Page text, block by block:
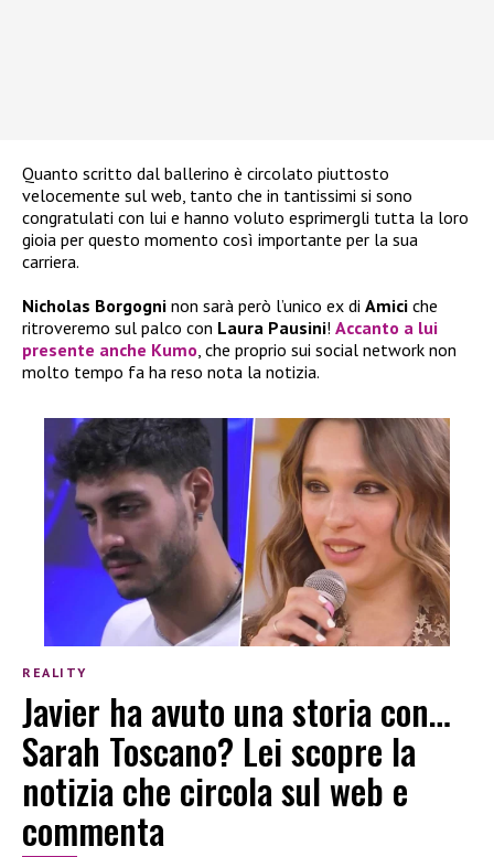
Quanto scritto dal ballerino è circolato piuttosto
velocemente sul web, tanto che in tantissimi si sono
congratulati con lui e hanno voluto esprimergli tutta la loro
gioia per questo momento così importante per la sua
carriera.
Nicholas Borgogni non sarà però l’unico ex di Amici che
ritroveremo sul palco con Laura Pausini! Accanto a lui
presente anche Kumo, che proprio sui social network non
molto tempo fa ha reso nota la notizia.
REALITY
Javier ha avuto una storia con…
Sarah Toscano? Lei scopre la
notizia che circola sul web e
commenta